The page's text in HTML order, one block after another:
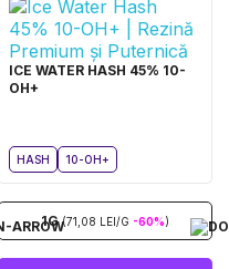
ICE WATER HASH 45% 10-
OH+
HASH 10-OH+
1G(71,08 LEI/G -60%)